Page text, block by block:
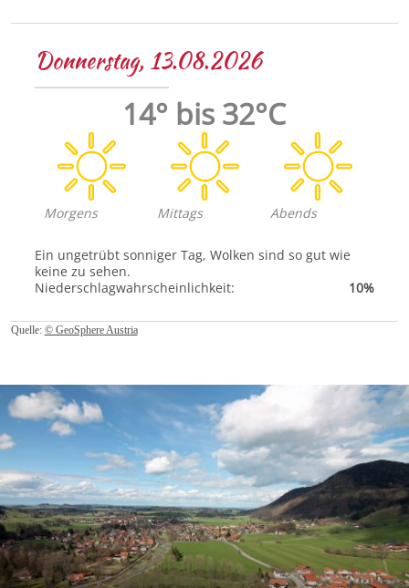
Donnerstag, 13.08.2026
14° bis 32°C
Morgens Mittags Abends
Ein ungetrübt sonniger Tag, Wolken sind so gut wie
keine zu sehen.
Niederschlagwahrscheinlichkeit:
10%
Quelle: © GeoSphere Austria